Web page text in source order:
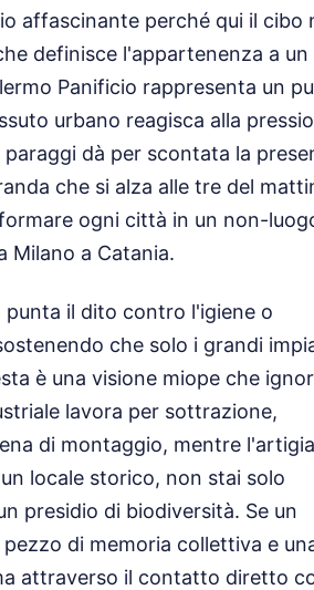
affascinante perché qui il cibo
definisce l'appartenenza a un
Panificio rappresenta un
urbano reagisca alla
dà per scontata la
che si alza alle tre del
ogni città in un non-
Milano a Catania.
punta il dito contro l'igiene o
che solo i grandi
è una visione miope che
lavora per sottrazione,
di montaggio, mentre
locale storico, non stai solo
presidio di biodiversità. Se un
di memoria collettiva e
attraverso il contatto diretto